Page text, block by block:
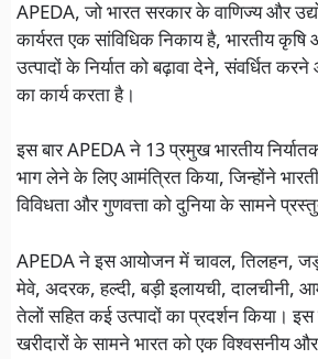
APEDA, जो भारत सरकार के वाणिज्य और
कार्यरत एक सांविधिक निकाय है, भारतीय
उत्पादों के निर्यात को बढ़ावा देने, संवर्धित
का कार्य करता है।
इस बार APEDA ने 13 प्रमुख भारतीय
भाग लेने के लिए आमंत्रित किया, जिन्होंने
विविधता और गुणवत्ता को दुनिया के सामने
APEDA ने इस आयोजन में चावल, तिलहन,
मेवे, अदरक, हल्दी, बड़ी इलायची, दालचीनी,
तेलों सहित कई उत्पादों का प्रदर्शन किया।
खरीदारों के सामने भारत को एक विश्वसनीय